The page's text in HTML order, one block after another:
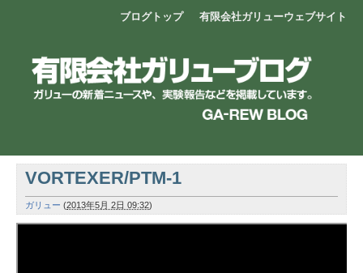
有限会社ガリューウェブサイト
ブログトップ
VORTEXER/PTM-1
ガリュー (2013年5月 2日 09:32)